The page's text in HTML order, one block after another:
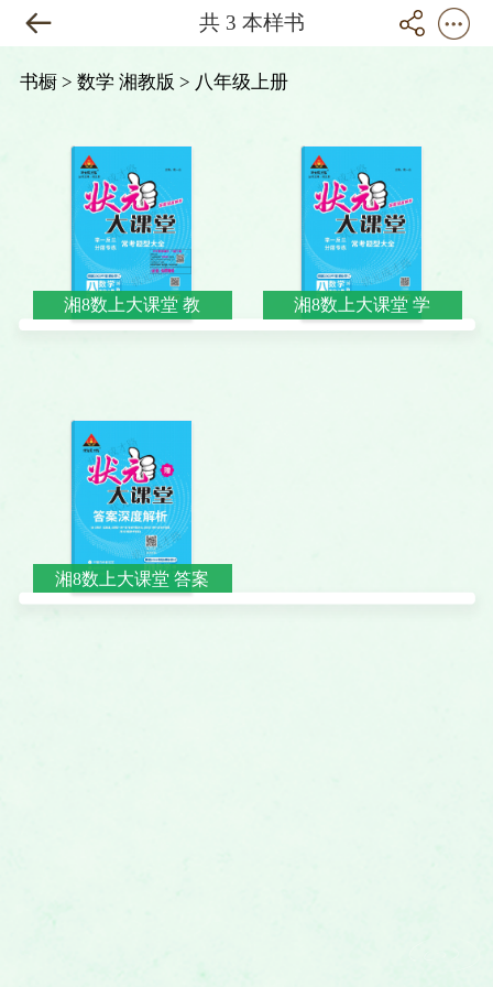
共 3 本样书
书橱 > 数学 湘教版 > 八年级上册
湘8数上大课堂 教 湘8数上大课堂 学
湘8数上大课堂 答案